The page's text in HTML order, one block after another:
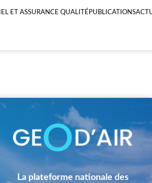
ET ASSURANCE QUALITÉ PUBLICATIONS
Image
La plateforme nationale des